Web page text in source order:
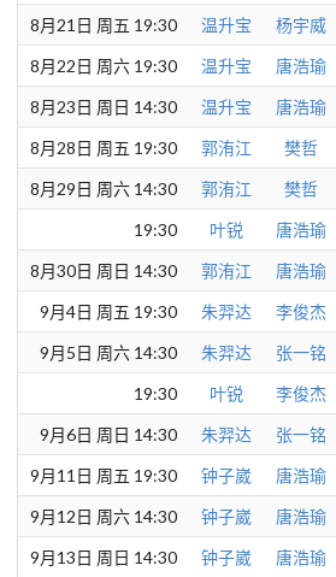
8月21日 周五 19:30
温升宝 杨宇威
8月22日 周六 19:30
温升宝 唐浩瑜
8月23日 周日 14:30
温升宝 唐浩瑜
8月28日 周五 19:30
郭洧江 樊哲
8月29日 周六 14:30
郭洧江 樊哲
19:30
叶锐 唐浩瑜
8月30日 周日 14:30
郭洧江 唐浩瑜
9月4日 周五 19:30
朱羿达 李俊杰
9月5日 周六 14:30
朱羿达 张一铭
19:30
叶锐 李俊杰
9月6日 周日 14:30
朱羿达 张一铭
9月11日 周五 19:30
钟子崴 唐浩瑜
9月12日 周六 14:30
钟子崴 唐浩瑜
9月13日 周日 14:30
钟子崴 唐浩瑜